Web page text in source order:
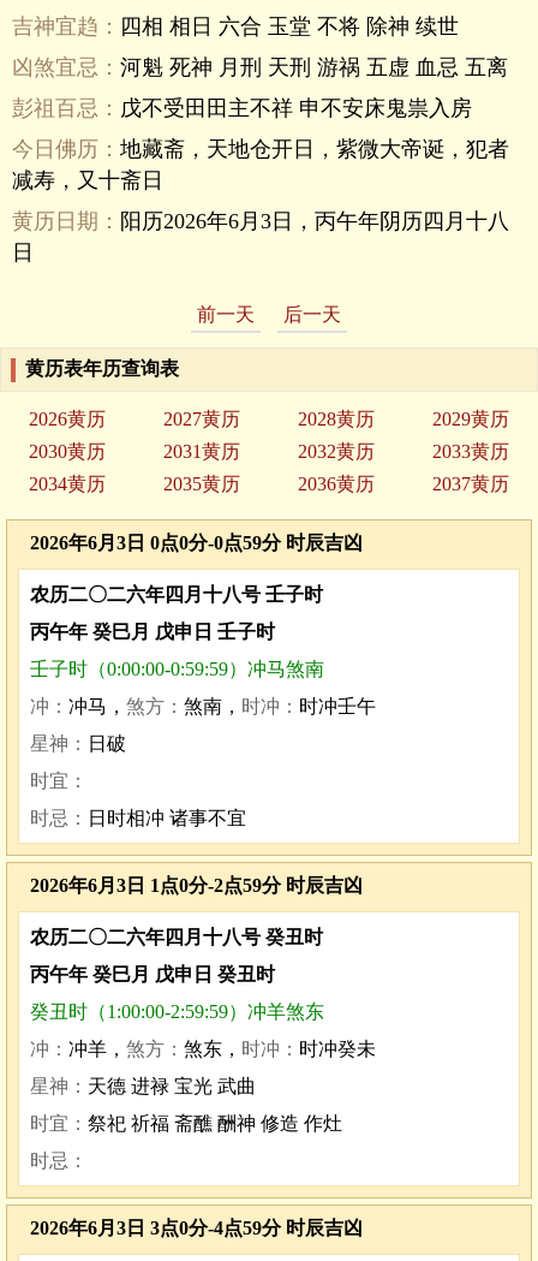
吉神宜趋： 四相 相日 六合 玉堂 不将 除神 续世
凶煞宜忌： 河魁 死神 月刑 天刑 游祸 五虚 血忌 五离
彭祖百忌： 戊不受田田主不祥 申不安床鬼祟入房
今日佛历： 地藏斋，天地仓开日，紫微大帝诞，犯者
减寿，又十斋日
黄历日期： 阳历2026年6月3日，丙午年阴历四月十八
日
前一天 后一天
黄历表年历查询表
2026黄历 2027黄历 2028黄历
2029黄历
2030黄历
2031黄历 2032黄历
2033黄历
2034黄历
2035黄历 2036黄历 2037黄历
2026年6月3日 0点0分-0点59分 时辰吉凶
农历二〇二六年四月十八号 壬子时
丙午年 癸巳月 戊申日 壬子时
壬子时（0:00:00-0:59:59）冲马煞南
冲： 冲马， 煞方： 煞南， 时冲： 时冲壬午
星神： 日破
时宜：
时忌： 日时相冲 诸事不宜
2026年6月3日 1点0分-2点59分 时辰吉凶
农历二〇二六年四月十八号 癸丑时
丙午年 癸巳月 戊申日 癸丑时
癸丑时（1:00:00-2:59:59）冲羊煞东
冲： 冲羊， 煞方： 煞东， 时冲： 时冲癸未
星神： 天德 进禄 宝光 武曲
时宜： 祭祀 祈福 斋醮 酬神 修造 作灶
时忌：
2026年6月3日 3点0分-4点59分 时辰吉凶